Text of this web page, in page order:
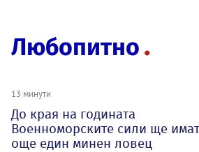
Любопитно
13 минути
До края на годината
Военноморските сили ще имат
още един минен ловец